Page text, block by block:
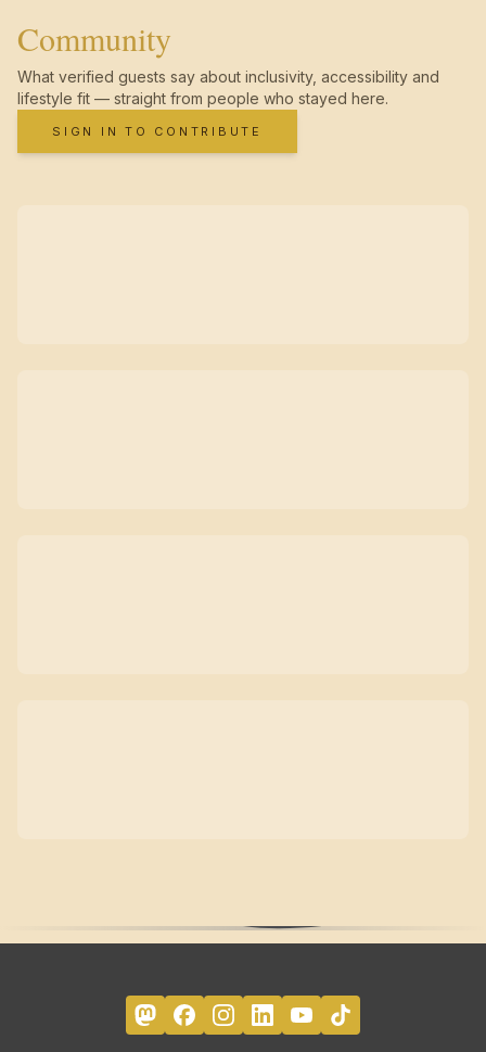
Community
What verified guests say about inclusivity, accessibility and
lifestyle fit — straight from people who stayed here.
SIGN IN TO CONTRIBUTE